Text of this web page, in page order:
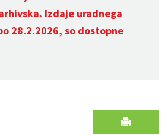
Izdaje uradnega
28.2.2026, so dostopne